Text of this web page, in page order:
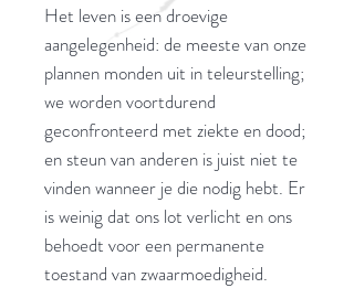
Het leven is een droevige
aangelegenheid: de meeste van onze
plannen monden uit in teleurstelling;
we worden voortdurend
geconfronteerd met ziekte en dood;
en steun van anderen is juist niet te
vinden wanneer je die nodig hebt. Er
is weinig dat ons lot verlicht en ons
behoedt voor een permanente
toestand van zwaarmoedigheid.